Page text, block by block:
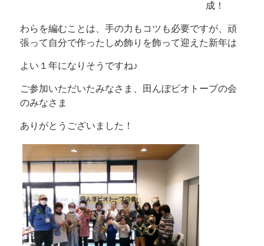
成！
わらを編むことは、手の力もコツも必要ですが、頑
張って自分で作ったしめ飾りを飾って迎えた新年は
よい１年になりそうですね♪
ご参加いただいたみなさま、田んぼビオトープの会
のみなさま
ありがとうございました！